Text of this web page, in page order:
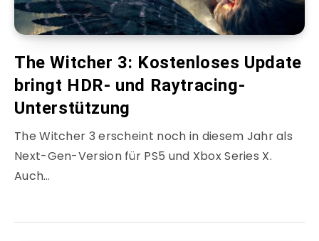
The Witcher 3: Kostenloses Update
bringt HDR- und Raytracing-
Unterstützung
The Witcher 3 erscheint noch in diesem Jahr als
Next-Gen-Version für PS5 und Xbox Series X.
Auch…